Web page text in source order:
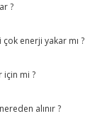
?
çok enerji yakar mı ?
için mi ?
alınır ?